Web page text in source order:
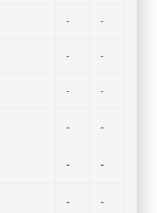
- -
- -
- -
- -
- -
- -